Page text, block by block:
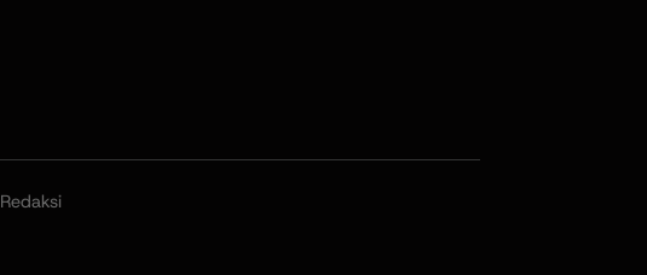
Redaksi